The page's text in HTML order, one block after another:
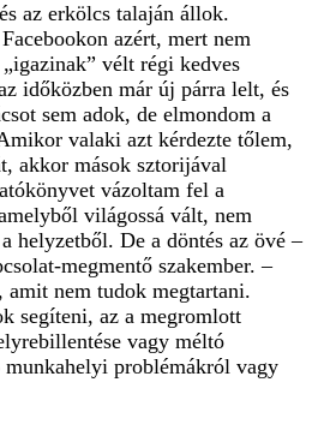
az erkölcs talaján állok.
azért, mert nem
vélt régi kedves
időközben már új párra lelt, és
sem adok, de elmondom a
valaki azt kérdezte tőlem,
akkor mások sztorijával
vázoltam fel a
világossá vált, nem
helyzetből. De a döntés az övé –
megmentő szakember. –
nem tudok megtartani.
­segíteni, az a megromlott
vagy méltó
munkahelyi problémákról vagy